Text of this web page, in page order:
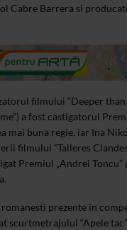
Cabre Barrera si
filmului “Deeper than
a fost castigatorul
mai buna regie, iar Ina
filmului “Talleres
Premiul „Andrei Toncu”
prezente in
scurtmetrajului “Apele